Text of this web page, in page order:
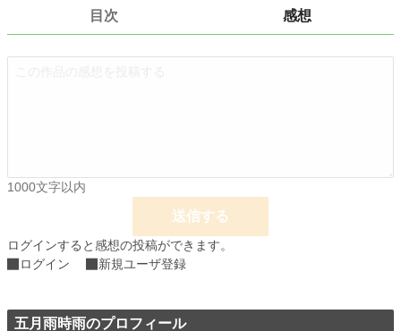
21 pt (61,348 位)
月間ポイント 91 pt (66,900 位)
目次 感想
1000文字以内
送信する
ログインすると感想の投稿ができます。
ログイン
新規ユーザ登録
五月雨時雨のプロフィール